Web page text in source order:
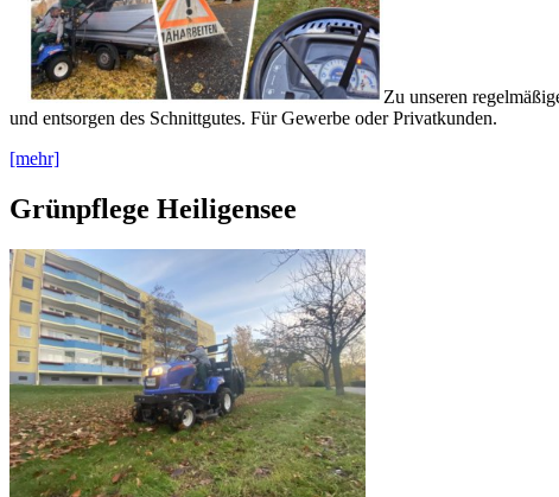
Zu unseren
und entsorgen des Schnittgutes. Für Gewerbe oder Privatkunden.
[mehr]
Grünpflege Heiligensee